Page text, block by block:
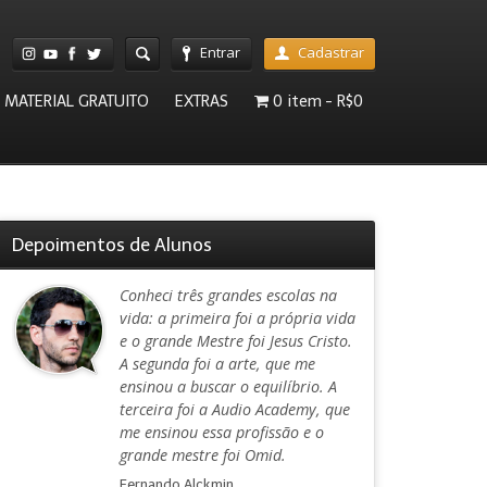
Entrar Cadastrar
MATERIAL GRATUITO EXTRAS 0 item R$0
Depoimentos de Alunos
Conheci três grandes escolas na
vida: a primeira foi a própria vida
e o grande Mestre foi Jesus Cristo.
A segunda foi a arte, que me
ensinou a buscar o equilíbrio. A
terceira foi a Audio Academy, que
me ensinou essa profissão e o
grande mestre foi Omid.